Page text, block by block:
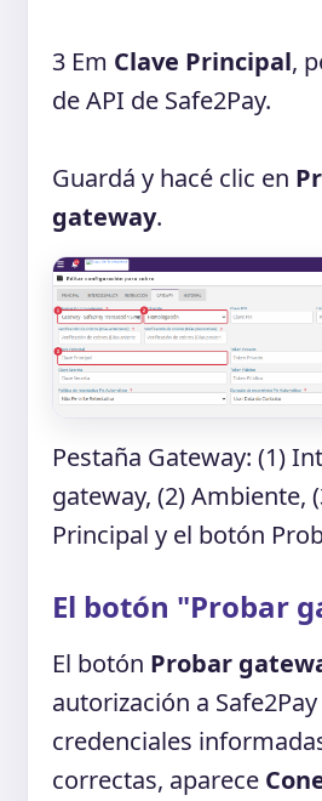
3 Em Clave Principal,
de API de Safe2Pay.
Guardá y hacé clic en
gateway.
Pestaña Gateway: (1)
gateway, (2) Ambiente,
Principal y el botón
El botón "Probar
El botón Probar
autorización a
credenciales
correctas, aparece